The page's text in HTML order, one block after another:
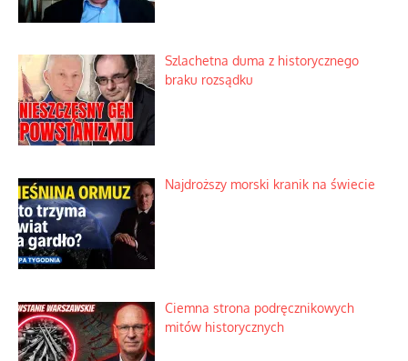
Szlachetna duma z historycznego
braku rozsądku
Najdroższy morski kranik na świecie
Ciemna strona podręcznikowych
mitów historycznych